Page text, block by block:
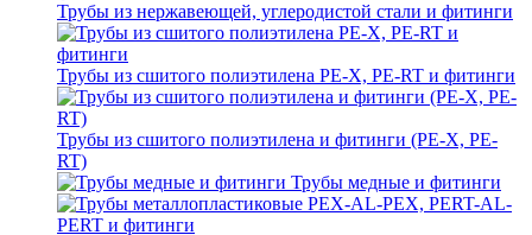
Трубы из нержавеющей, углеродистой стали и фитинги
Трубы из сшитого полиэтилена PE-X, PE-RT и фитинги
Трубы из сшитого полиэтилена и фитинги (PE-X, PE-
RT)
Трубы медные и фитинги